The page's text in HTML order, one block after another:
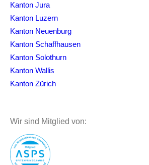
Kanton Jura
Kanton Luzern
Kanton Neuenburg
Kanton Schaffhausen
Kanton Solothurn
Kanton Wallis
Kanton Zürich
Wir sind Mitglied von: